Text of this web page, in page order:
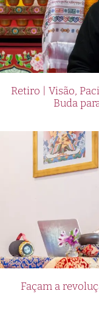
Retiro | Visão,
Buda
Façam a